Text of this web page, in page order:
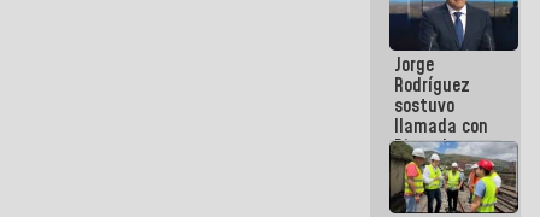
Venezuela"
a servidores
públicos
Jorge
Rodríguez
sostuvo
llamada con
Dinorah
Figuera y
acuerdan
primer